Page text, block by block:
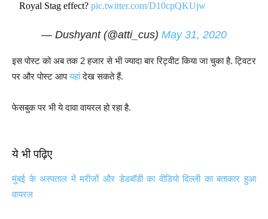
Royal Stag effect?pic.twitter.com/D10cpQKUjw
— Dushyant (@atti_cus) May 31, 2020
इस पोस्ट को अब तक 2 हजार से भी ज्यादा बार रिट्वीट किया जा चुका है. ट्विटर
पर और पोस्ट आपयहांदेख सकते हैं.
फेसबुक पर भी ये दावा वायरल हो रहा है.
ये भी पढ़िए
मुंबई के अस्पताल में मरीजों और डेडबॉडी का वीडियो दिल्ली का बताकार हुआ
वायरल